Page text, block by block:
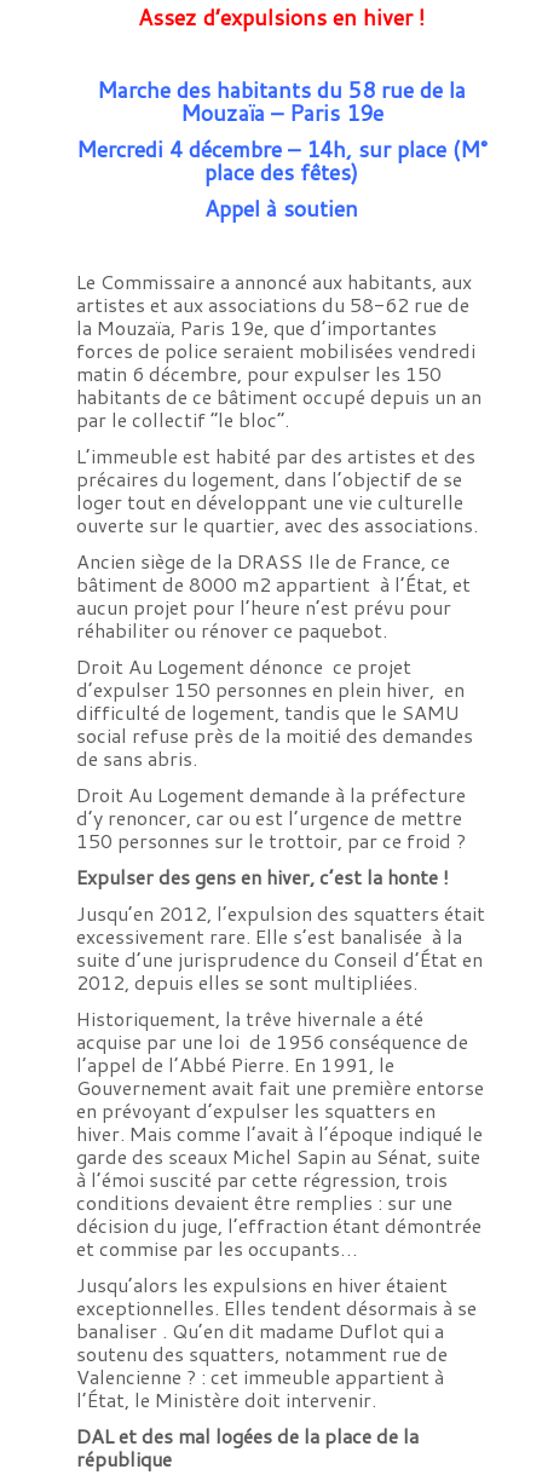
Assez d’expulsions en hiver !
Marche des habitants du 58 rue de la
Mouzaïa – Paris 19e
Mercredi 4 décembre – 14h, sur place (M°
place des fêtes)
Appel à soutien
Le Commissaire a annoncé aux habitants, aux
artistes et aux associations du 58-62 rue de
la Mouzaïa, Paris 19e, que d’importantes
forces de police seraient mobilisées vendredi
matin 6 décembre, pour expulser les 150
habitants de ce bâtiment occupé depuis un an
par le collectif “le bloc”.
L’immeuble est habité par des artistes et des
précaires du logement, dans l’objectif de se
loger tout en développant une vie culturelle
ouverte sur le quartier, avec des associations.
Ancien siège de la DRASS Ile de France, ce
bâtiment de 8000 m2 appartient à l’État, et
aucun projet pour l’heure n’est prévu pour
réhabiliter ou rénover ce paquebot.
Droit Au Logement dénonce ce projet
d’expulser 150 personnes en plein hiver, en
difficulté de logement, tandis que le SAMU
social refuse près de la moitié des demandes
de sans abris.
Droit Au Logement demande à la préfecture
d’y renoncer, car ou est l’urgence de mettre
150 personnes sur le trottoir, par ce froid ?
Expulser des gens en hiver, c’est la honte !
Jusqu’en 2012, l’expulsion des squatters était
excessivement rare. Elle s’est banalisée à la
suite d’une jurisprudence du Conseil d’État en
2012, depuis elles se sont multipliées.
Historiquement, la trêve hivernale a été
acquise par une loi de 1956 conséquence de
l’appel de l’Abbé Pierre. En 1991, le
Gouvernement avait fait une première entorse
en prévoyant d’expulser les squatters en
hiver. Mais comme l’avait à l’époque indiqué le
garde des sceaux Michel Sapin au Sénat, suite
à l’émoi suscité par cette régression, trois
conditions devaient être remplies : sur une
décision du juge, l’effraction étant démontrée
et commise par les occupants…
Jusqu’alors les expulsions en hiver étaient
exceptionnelles. Elles tendent désormais à se
banaliser . Qu’en dit madame Duflot qui a
soutenu des squatters, notamment rue de
Valencienne ? : cet immeuble appartient à
l’État, le Ministère doit intervenir.
DAL et des mal logées de la place de la
république